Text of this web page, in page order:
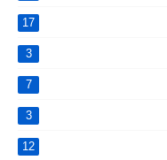
17
3
7
3
12